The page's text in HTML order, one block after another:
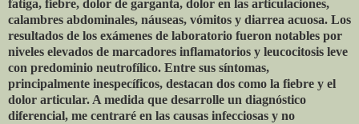
fatiga, fiebre, dolor de garganta, dolor en las articulaciones,
calambres abdominales, náuseas, vómitos y diarrea acuosa. Los
resultados de los exámenes de laboratorio fueron notables por
niveles elevados de marcadores inflamatorios y leucocitosis leve
con predominio neutrofílico. Entre sus síntomas,
principalmente inespecíficos, destacan dos como la fiebre y el
dolor articular. A medida que desarrolle un diagnóstico
diferencial, me centraré en las causas infecciosas y no